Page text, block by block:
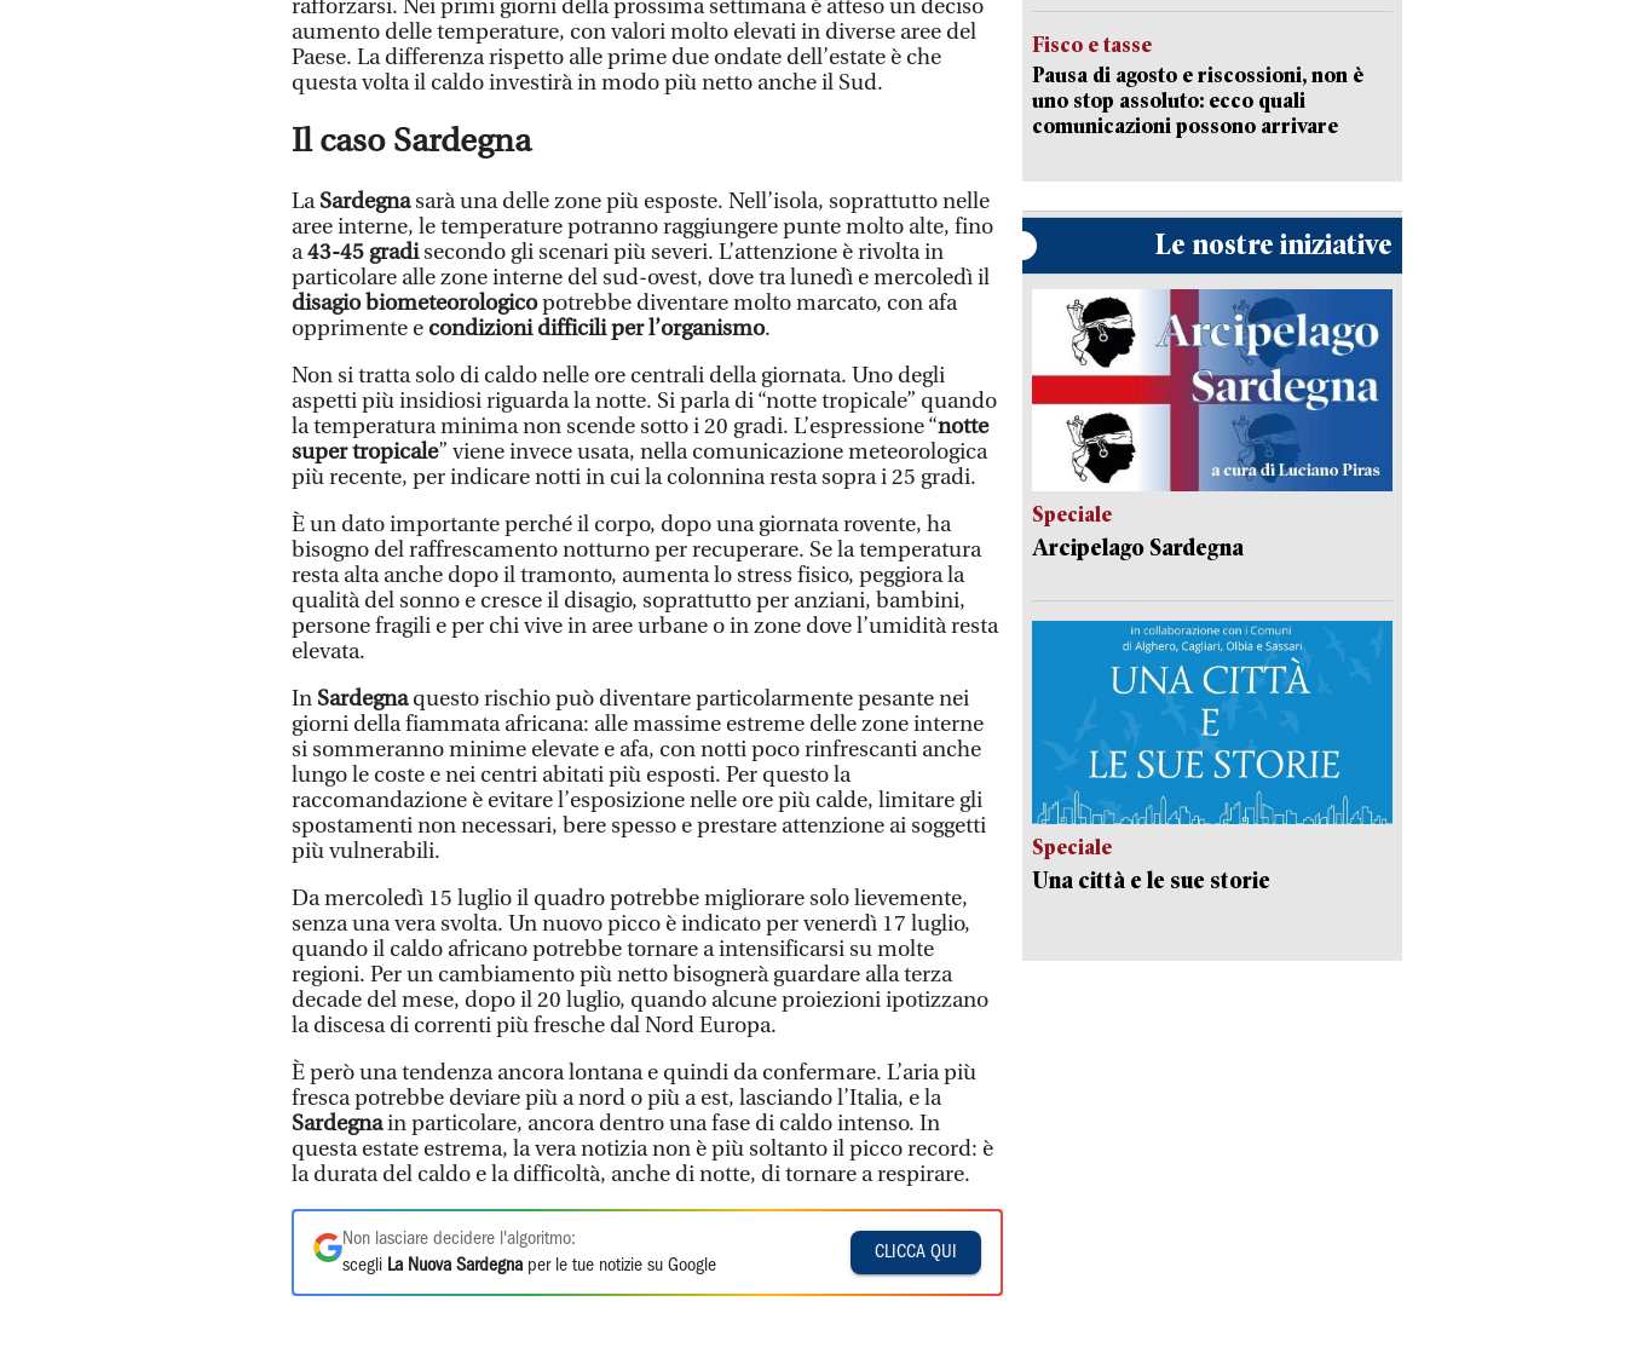
rafforzarsi. Nei primi giorni della prossima settimana è atteso un deciso
aumento delle temperature, con valori molto elevati in diverse aree del
Paese. La differenza rispetto alle prime due ondate dell’estate è che
questa volta il caldo investirà in modo più netto anche il Sud.
Il caso Sardegna
LaSardegnasarà una delle zone più esposte. Nell’isola, soprattutto nelle
aree interne, le temperature potranno raggiungere punte molto alte, fino
a43-45 gradisecondo gli scenari più severi. L’attenzione è rivolta in
particolare alle zone interne del sud-ovest, dove tra lunedì e mercoledì il
disagio biometeorologicopotrebbe diventare molto marcato, con afa
opprimente e condizioni difficili per l’organismo.
Non si tratta solo di caldo nelle ore centrali della giornata. Uno degli
aspetti più insidiosi riguarda la notte. Si parla di “notte tropicale” quando
la temperatura minima non scende sotto i 20 gradi. L’espressione “notte
super tropicale” viene invece usata, nella comunicazione meteorologica
più recente, per indicare notti in cui la colonnina resta sopra i 25 gradi.
È un dato importante perché il corpo, dopo una giornata rovente, ha
bisogno del raffrescamento notturno per recuperare. Se la temperatura
resta alta anche dopo il tramonto, aumenta lo stress fisico, peggiora la
qualità del sonno e cresce il disagio, soprattutto per anziani, bambini,
persone fragili e per chi vive in aree urbane o in zone dove l’umidità resta
elevata.
In Sardegnaquesto rischio può diventare particolarmente pesante nei
giorni della fiammata africana: alle massime estreme delle zone interne
si sommeranno minime elevate e afa, con notti poco rinfrescanti anche
lungo le coste e nei centri abitati più esposti. Per questo la
raccomandazione è evitare l’esposizione nelle ore più calde, limitare gli
spostamenti non necessari, bere spesso e prestare attenzione ai soggetti
più vulnerabili.
Da mercoledì 15 luglio il quadro potrebbe migliorare solo lievemente,
senza una vera svolta. Un nuovo picco è indicato per venerdì 17 luglio,
quando il caldo africano potrebbe tornare a intensificarsi su molte
regioni. Per un cambiamento più netto bisognerà guardare alla terza
decade del mese, dopo il 20 luglio, quando alcune proiezioni ipotizzano
la discesa di correnti più fresche dal Nord Europa.
È però una tendenza ancora lontana e quindi da confermare. L’aria più
fresca potrebbe deviare più a nord o più a est, lasciando l’Italia, e la
Sardegnain particolare, ancora dentro una fase di caldo intenso. In
questa estate estrema, la vera notizia non è più soltanto il picco record: è
la durata del caldo e la difficoltà, anche di notte, di tornare a respirare.
Non lasciare decidere l'algoritmo:
scegli La Nuova Sardegna per le tue notizie su Google
CLICCA QUI
Fisco e tasse
Pausa di agosto e riscossioni, non è
uno stop assoluto: ecco quali
comunicazioni possono arrivare
Le nostre iniziative
Speciale
Arcipelago Sardegna
Speciale
Una città e le sue storie